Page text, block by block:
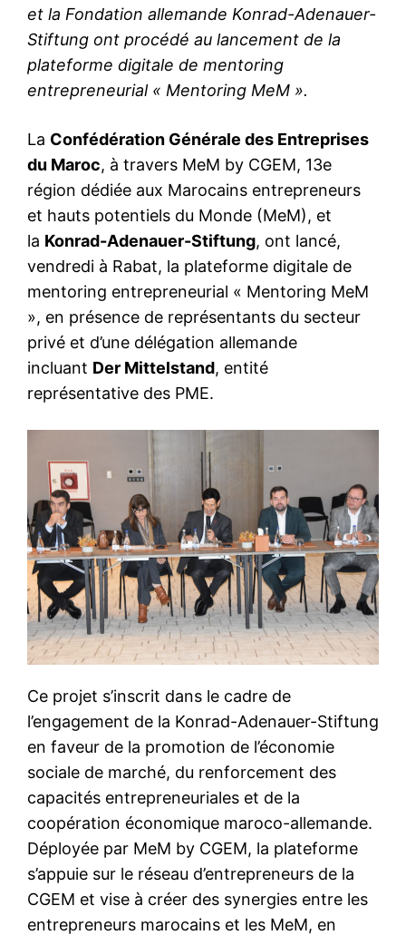
et la Fondation allemande Konrad-Adenauer-
Stiftung ont procédé au lancement de la
plateforme digitale de mentoring
entrepreneurial « Mentoring MeM ».
La Confédération Générale des Entreprises
du Maroc, à travers MeM by CGEM, 13e
région dédiée aux Marocains entrepreneurs
et hauts potentiels du Monde (MeM), et
la Konrad-Adenauer-Stiftung, ont lancé,
vendredi à Rabat, la plateforme digitale de
mentoring entrepreneurial « Mentoring MeM
», en présence de représentants du secteur
privé et d’une délégation allemande
incluant Der Mittelstand, entité
représentative des PME.
Ce projet s’inscrit dans le cadre de
l’engagement de la Konrad-Adenauer-Stiftung
en faveur de la promotion de l’économie
sociale de marché, du renforcement des
capacités entrepreneuriales et de la
coopération économique maroco-allemande.
Déployée par MeM by CGEM, la plateforme
s’appuie sur le réseau d’entrepreneurs de la
CGEM et vise à créer des synergies entre les
entrepreneurs marocains et les MeM, en